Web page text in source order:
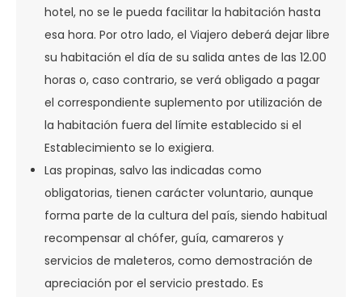
hotel, no se le pueda facilitar la habitación hasta
esa hora. Por otro lado, el Viajero deberá dejar libre
su habitación el día de su salida antes de las 12.00
horas o, caso contrario, se verá obligado a pagar
el correspondiente suplemento por utilización de
la habitación fuera del límite establecido si el
Establecimiento se lo exigiera.
Las propinas, salvo las indicadas como
obligatorias, tienen carácter voluntario, aunque
forma parte de la cultura del país, siendo habitual
recompensar al chófer, guía, camareros y
servicios de maleteros, como demostración de
apreciación por el servicio prestado. Es